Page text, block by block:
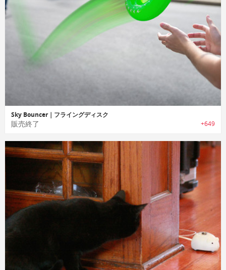
Sky Bouncer｜フライングディスク
販売終了 +649